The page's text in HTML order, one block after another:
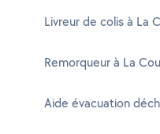
Livreur de colis à La
Remorqueur à La
Aide évacuation